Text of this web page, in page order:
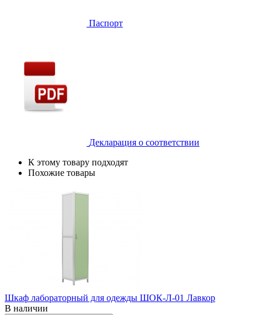
Паспорт
Декларация о соответствии
К этому товару подходят
Похожие товары
Шкаф лабораторный для одежды ШОК-Л-01 Лавкор
В наличии